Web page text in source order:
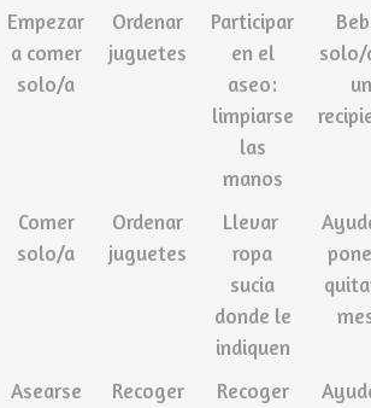
Empezar
a comer
solo/a
Ordenar
juguetes
Participar
en el
aseo:
limpiarse
las
manos
solo/
un
Comer
solo/a
Ordenar
juguetes
Llevar
ropa
sucia
donde le
indiquen
Asearse
Recoger
Recoger